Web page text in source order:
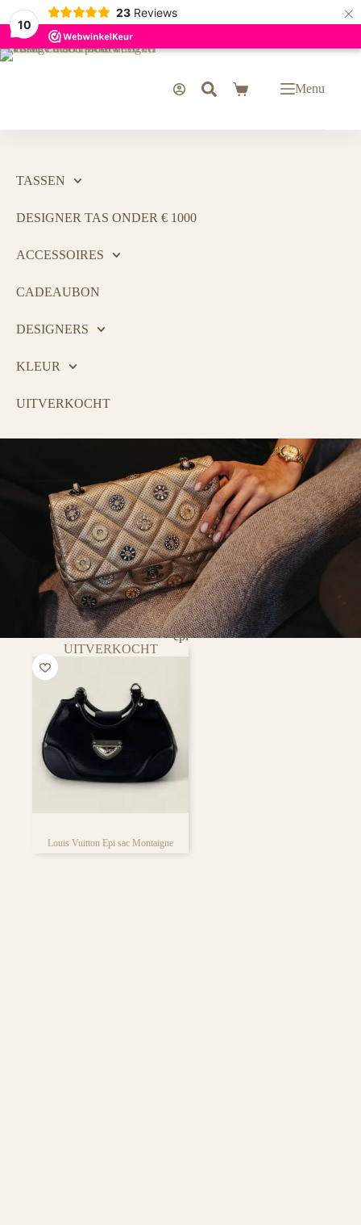
10
23 Reviews ×
Menu
TASSEN
DESIGNER TAS ONDER € 1000
ACCESSOIRES
CADEAUBON
DESIGNERS
KLEUR
UITVERKOCHT
PURSE CURSE
Tovert een lach op het gezicht van
iedere tassen liefhebber
epi
UITVERKOCHT
Louis Vuitton Epi sac Montaigne